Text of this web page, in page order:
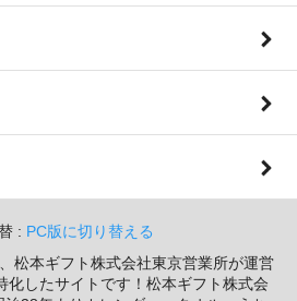
: PC版に切り替える
松本ギフト株式会社東京営業所が運営
化したサイトです！松本ギフト株式会